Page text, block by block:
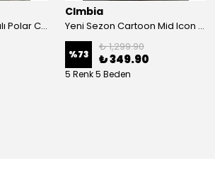
Yeni Sezon Kaplamalı Polar Ceket
Clmbia
Yeni Sezon Cartoon Mid Icon T-shirt
%73
₺ 1,299.90
₺ 349.90
5 Renk 5 Beden